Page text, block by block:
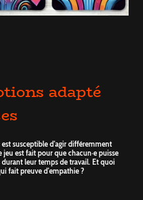
adapté
susceptible d'agir différemment
est fait pour que chacun·e puisse
leur temps de travail. Et quoi
fait preuve d'empathie ?